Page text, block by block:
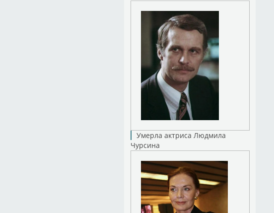
Умерла актриса Людмила
Чурсина